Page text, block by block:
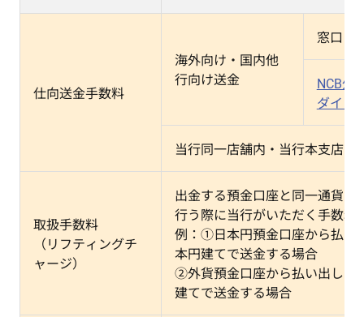
仕向送金手数料
海外向け・国内他
行向け送金
窓口
NCB外
ダイレ
当行同一店舗内・当行本支店向
取扱手数料
（リフティングチ
ャージ）
出金する預金口座と同一通貨で
行う際に当行がいただく手数料
例：①日本円預金口座から払い
本円建てで送金する場合
②外貨預金口座から払い出して
建てで送金する場合